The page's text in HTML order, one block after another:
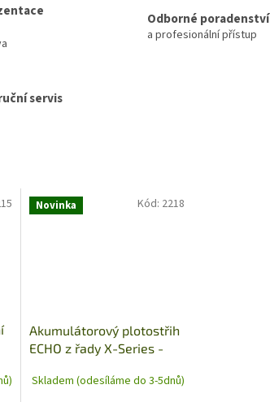
Odborné poradenství
a profesionální přístup
servis
Novinka
Akumulátorový plotostřih
ECHO z řady X-Series -
Skladem (odesíláme do 3-5dnů)
Kód: 2218